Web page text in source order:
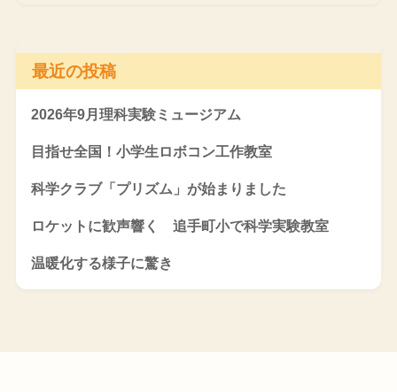
最近の投稿
2026年9月理科実験ミュージアム
目指せ全国！小学生ロボコン工作教室
科学クラブ「プリズム」が始まりました
ロケットに歓声響く 追手町小で科学実験教室
温暖化する様子に驚き